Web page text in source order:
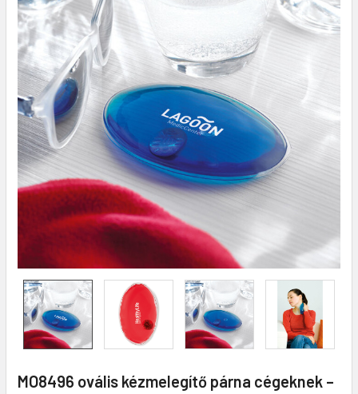
MO8496 ovális kézmelegítő párna cégeknek –